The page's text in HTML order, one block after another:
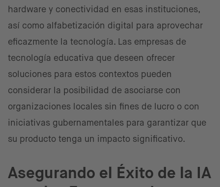
hardware y conectividad en esas instituciones,
así como alfabetización digital para aprovechar
eficazmente la tecnología. Las empresas de
tecnología educativa que deseen ofrecer
soluciones para estos contextos pueden
considerar la posibilidad de asociarse con
organizaciones locales sin fines de lucro o con
iniciativas gubernamentales para garantizar que
su producto tenga un impacto significativo.
Asegurando el Éxito de la IA